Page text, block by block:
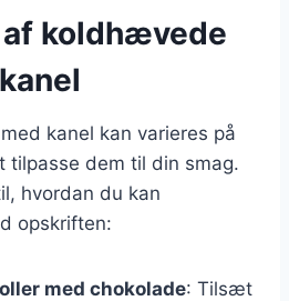
koldhævede
kanel kan varieres på
tilpasse dem til din smag.
hvordan du kan
opskriften:
med chokolade: Tilsæt